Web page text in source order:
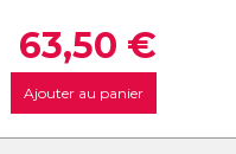
63,50 €
Ajouter au panier